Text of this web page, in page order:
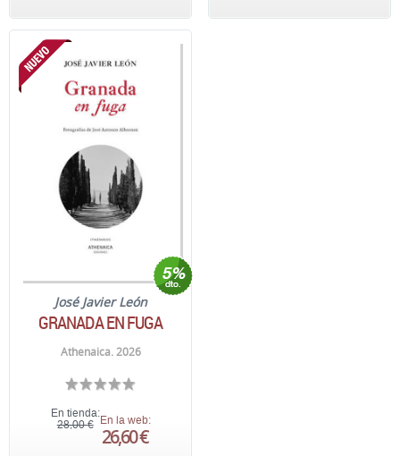
José Javier León
GRANADA EN FUGA
Athenaica. 2026
En tienda:
28,00 € En la web:
26,60 €